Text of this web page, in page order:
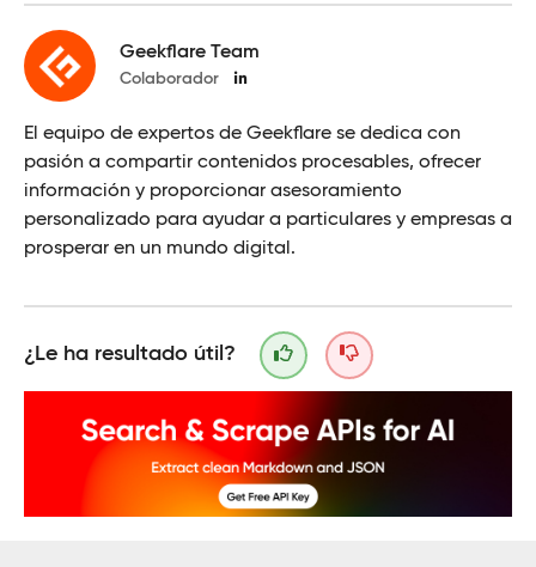
Geekflare Team
Colaborador
El equipo de expertos de Geekflare se dedica con
pasión a compartir contenidos procesables, ofrecer
información y proporcionar asesoramiento
personalizado para ayudar a particulares y empresas a
prosperar en un mundo digital.
¿Le ha resultado útil?